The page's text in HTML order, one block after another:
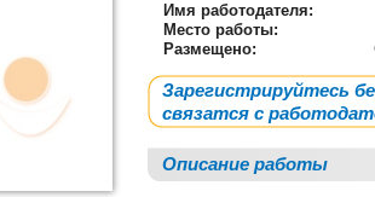
Имя работодателя:
Место работы:
Размещено:
Зарегистрируйтесь
связатся с
Описание работы